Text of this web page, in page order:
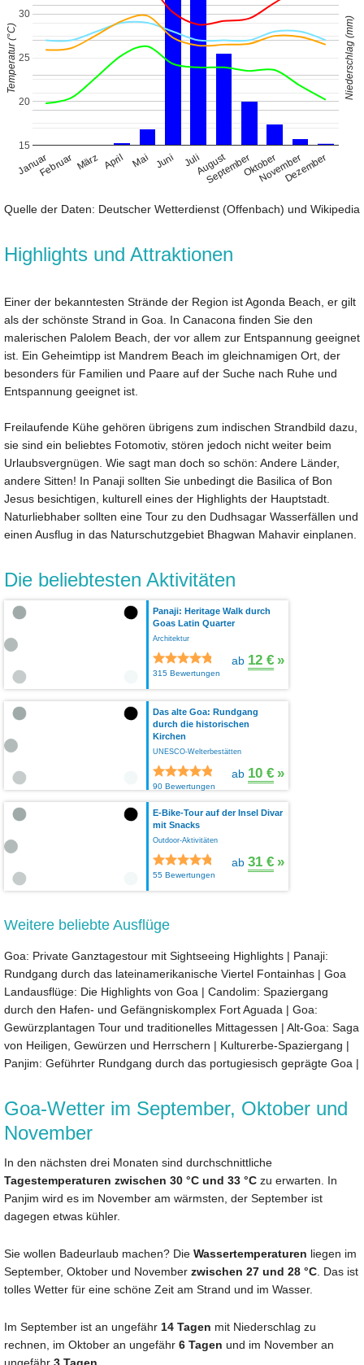
JanuarFebruar März April Mai Juni JuliAugust
SeptemberOktober
NovemberDezember
15
20
25
30
Temperatur (°C) Niederschlag (mm)
Quelle der Daten: Deutscher Wetterdienst (Offenbach) und Wikipedia
Highlights und Attraktionen
Einer der bekanntesten Strände der Region ist Agonda Beach, er gilt
als der schönste Strand in Goa. In Canacona finden Sie den
malerischen Palolem Beach, der vor allem zur Entspannung geeignet
ist. Ein Geheimtipp ist Mandrem Beach im gleichnamigen Ort, der
besonders für Familien und Paare auf der Suche nach Ruhe und
Entspannung geeignet ist.
Freilaufende Kühe gehören übrigens zum indischen Strandbild dazu,
sie sind ein beliebtes Fotomotiv, stören jedoch nicht weiter beim
Urlaubsvergnügen. Wie sagt man doch so schön: Andere Länder,
andere Sitten! In Panaji sollten Sie unbedingt die Basilica of Bon
Jesus besichtigen, kulturell eines der Highlights der Hauptstadt.
Naturliebhaber sollten eine Tour zu den Dudhsagar Wasserfällen und
einen Ausflug in das Naturschutzgebiet Bhagwan Mahavir einplanen.
Die beliebtesten Aktivitäten
Panaji: Heritage Walk durch
Goas Latin Quarter
Architektur
315 Bewertungen
ab 12 € »
Das alte Goa: Rundgang
durch die historischen
Kirchen
UNESCO-Welterbestätten
90 Bewertungen
ab 10 € »
E-Bike-Tour auf der Insel Divar
mit Snacks
Outdoor-Aktivitäten
55 Bewertungen
ab 31 € »
Weitere beliebte Ausflüge
Goa: Private Ganztagestour mit Sightseeing Highlights | Panaji:
Rundgang durch das lateinamerikanische Viertel Fontainhas | Goa
Landausflüge: Die Highlights von Goa | Candolim: Spaziergang
durch den Hafen- und Gefängniskomplex Fort Aguada | Goa:
Gewürzplantagen Tour und traditionelles Mittagessen | Alt-Goa: Saga
von Heiligen, Gewürzen und Herrschern | Kulturerbe-Spaziergang |
Panjim: Geführter Rundgang durch das portugiesisch geprägte Goa |
Goa-Wetter im September, Oktober und
November
In den nächsten drei Monaten sind durchschnittliche
Tagestemperaturen zwischen 30 °C und 33 °C zu erwarten. In
Panjim wird es im November am wärmsten, der September ist
dagegen etwas kühler.
Sie wollen Badeurlaub machen? Die Wassertemperaturen liegen im
September, Oktober und November zwischen 27 und 28 °C . Das ist
tolles Wetter für eine schöne Zeit am Strand und im Wasser.
Im September ist an ungefähr 14 Tagen mit Niederschlag zu
rechnen, im Oktober an ungefähr 6 Tagen und im November an